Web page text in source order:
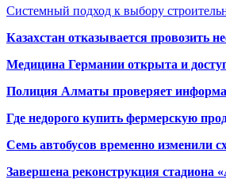
Системный подход к выбору
Казахстан отказывается провозить
Медицина Германии открыта и
Полиция Алматы проверяет
Где недорого купить фермерскую
Семь автобусов временно изменили
Завершена реконструкция стадиона